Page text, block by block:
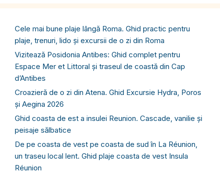
Cele mai bune plaje lângă Roma. Ghid practic pentru
plaje, trenuri, lido și excursii de o zi din Roma
Vizitează Posidonia Antibes: Ghid complet pentru
Espace Mer et Littoral și traseul de coastă din Cap
d’Antibes
Croazieră de o zi din Atena. Ghid Excursie Hydra, Poros
și Aegina 2026
Ghid coasta de est a insulei Reunion. Cascade, vanilie și
peisaje sălbatice
De pe coasta de vest pe coasta de sud în La Réunion,
un traseu local lent. Ghid plaje coasta de vest Insula
Réunion